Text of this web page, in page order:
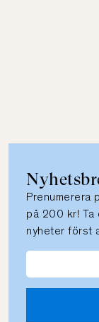
Prenumerera
på 200 kr! Ta
nyheter först